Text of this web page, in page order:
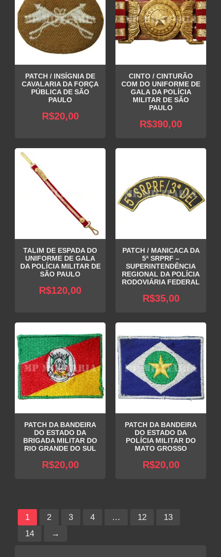
PATCH / INSÍGNIA DE
CAVALARIA DA FORÇA
PÚBLICA DE SÃO
PAULO
R$20,00
CINTO / CINTURÃO
COM DO UNIFORME DE
GALA DA POLÍCIA
MILITAR DE SÃO
PAULO
R$390,00
TALIM DE ESPADA DO
UNIFORME DE GALA
DA POLÍCIA MILITAR DE
SÃO PAULO
R$120,00
PATCH / MANICACA DA
5ª SRPRF –
SUPERINTENDÊNCIA
REGIONAL DA POLÍCIA
RODOVIÁRIA FEDERAL
R$35,00
PATCH DA BANDEIRA
DO ESTADO DA
BRIGADA MILITAR DO
RIO GRANDE DO SUL
R$20,00
PATCH DA BANDEIRA
DO ESTADO DA
POLÍCIA MILITAR DO
MATO GROSSO
R$20,00
1 2 3 4 … 12
13
14
→